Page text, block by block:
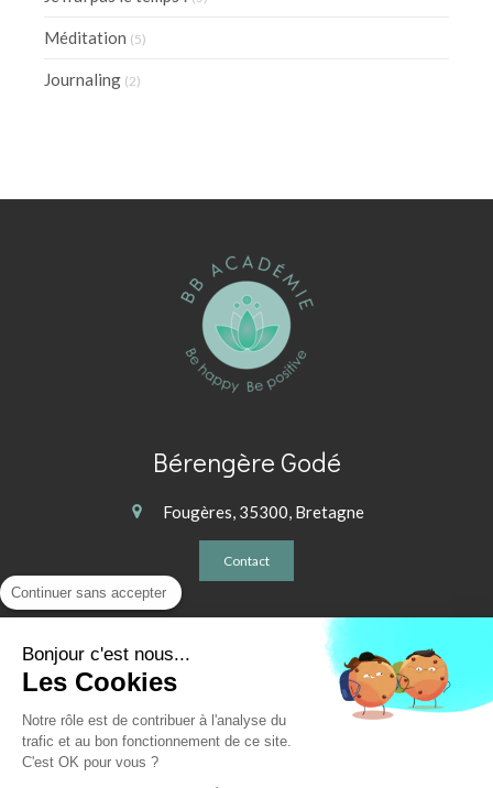
Méditation (5)
Journaling (2)
Bérengère Godé
Fougères, 35300, Bretagne
Contact
Mentions légales
© 2020 - BB Académie - La reproduction, même partielle, des
Continuer sans accepter
Bonjour c'est nous...
Les Cookies
Notre rôle est de contribuer à l'analyse du
trafic et au bon fonctionnement de ce site.
C'est OK pour vous ?